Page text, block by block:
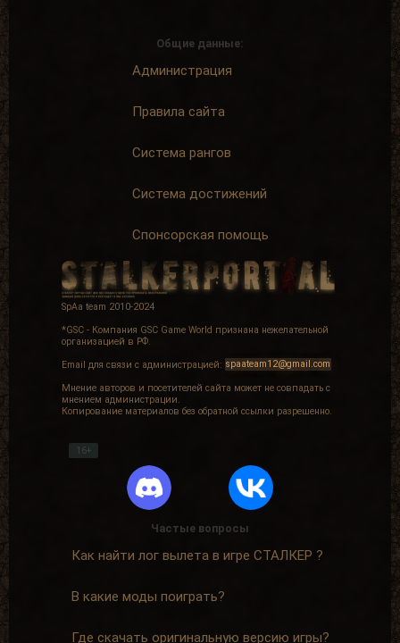
Общие данные:
Администрация
Правила сайта
Система рангов
Система достижений
Спонсорская помощь
SpAa team 2010-2024
*GSC - Компания GSC Game World признана нежелательной
организацией в РФ.
Email для связи с администрацией: spaateam12@gmail.com
Мнение авторов и посетителей сайта может не совпадать с
мнением администрации.
Копирование материалов без обратной ссылки разрешенно.
16+
Частые вопросы
Как найти лог вылета в игре СТАЛКЕР ?
В какие моды поиграть?
Где скачать оригинальную версию игры?